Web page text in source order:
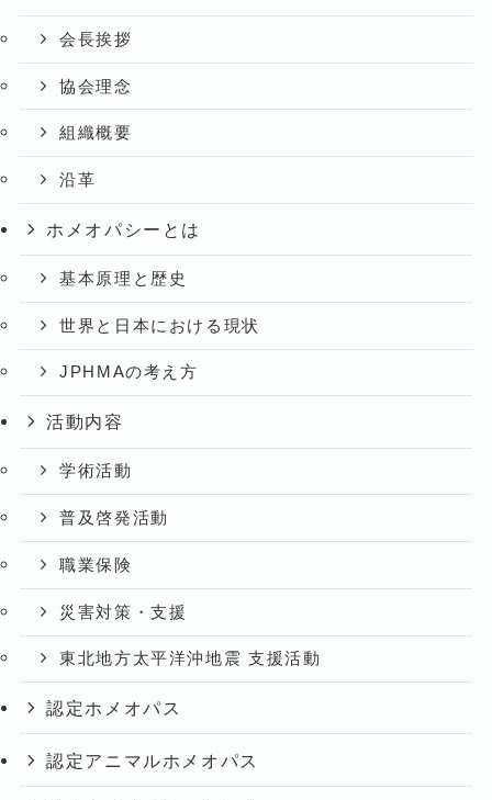
会長挨拶
協会理念
組織概要
沿革
ホメオパシーとは
基本原理と歴史
世界と日本における現状
JPHMAの考え方
活動内容
学術活動
普及啓発活動
職業保険
災害対策・支援
東北地方太平洋沖地震 支援活動
認定ホメオパス
認定アニマルホメオパス